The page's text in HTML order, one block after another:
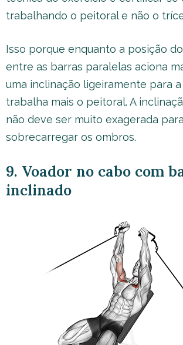
trabalhando o peitoral e não o
Isso porque enquanto a posição
entre as barras paralelas aciona
uma inclinação ligeiramente para
trabalha mais o peitoral. A
não deve ser muito exagerada
sobrecarregar os ombros.
9. Voador no cabo com
inclinado